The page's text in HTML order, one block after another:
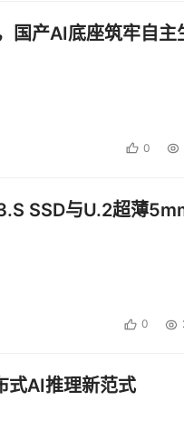
国产AI底座筑牢自主
0
SSD与U.2超薄
0
式AI推理新范式